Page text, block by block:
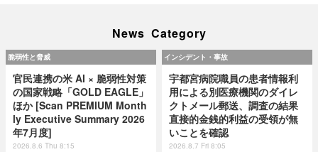
News Category
脆弱性と脅威
官民連携の米 AI × 脆弱性対策
の国家戦略「GOLD EAGLE」
ほか [Scan PREMIUM Month
ly Executive Summary 2026
年7月度]
2026.8.6 Thu 8:15
インシデント・事故
宇都宮病院職員の患者情報利
用による別医療機関のダイレ
クトメール郵送、調査の結果
直接的金銭的利益の受領が無
いことを確認
2026.8.7 Fri 8:05